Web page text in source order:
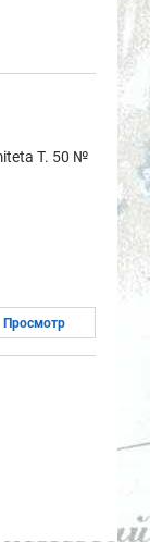
T. 50 №
Просмотр